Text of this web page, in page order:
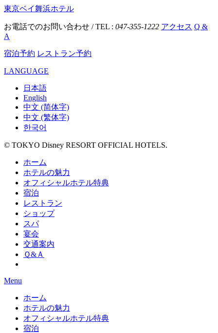
東京ベイ舞浜ホテル
お電話でのお問い合わせ / TEL : 047-355-1222 アクセス Q &
A
宿泊予約 レストラン予約
LANGUAGE
日本語
English
中文 (简体字)
中文 (繁体字)
한국어
© TOKYO Disney RESORT OFFICIAL HOTELS.
ホーム
ホテルの魅力
オフィシャルホテル特典
宿泊
レストラン
ショップ
スパ
宴会
交通案内
Ｑ&Ａ
Menu
ホーム
ホテルの魅力
オフィシャルホテル特典
宿泊